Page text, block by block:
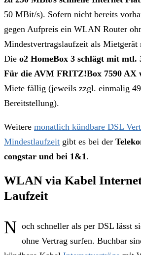
50 MBit/s). Sofern nicht bereits
gegen Aufpreis ein WLAN Router
Mindestvertragslaufzeit als Mietgerät
Die o2 HomeBox 3 schlägt mit mtl.
Für die AVM FRITZ!Box 7590 AX
Miete fällig (jeweils zzgl. einmalig
Bereitstellung).
Weitere monatlich kündbare DSL
Mindestlaufzeit gibt es bei der
congstar und bei 1&1.
WLAN via Kabel
Laufzeit
N och schneller als per DSL lässt
ohne Vertrag surfen. Buchbar